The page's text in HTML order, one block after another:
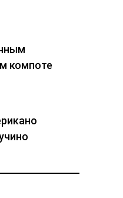
компоте